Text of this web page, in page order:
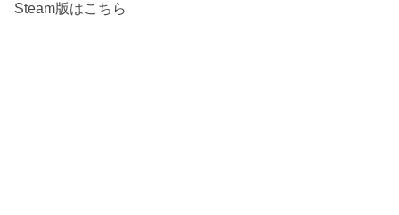
Steam版はこちら